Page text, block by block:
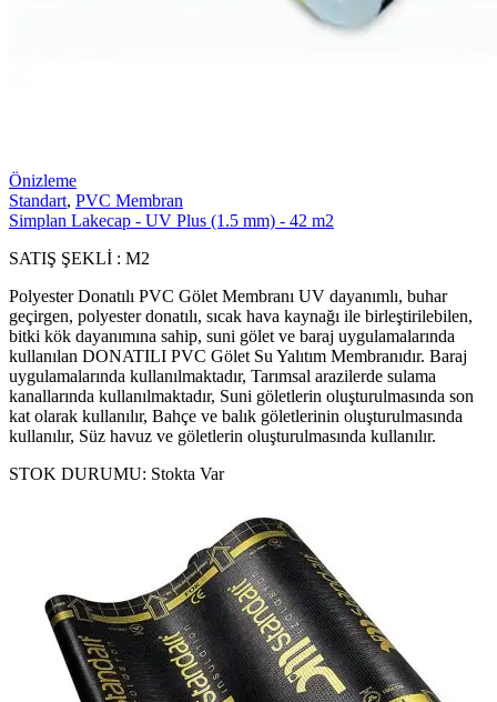
Önizleme
Standart, PVC Membran
Simplan Lakecap - UV Plus (1.5 mm) - 42 m2
SATIŞ ŞEKLİ : M2
Polyester Donatılı PVC Gölet Membranı UV dayanımlı, buhar
geçirgen, polyester donatılı, sıcak hava kaynağı ile birleştirilebilen,
bitki kök dayanımına sahip, suni gölet ve baraj uygulamalarında
kullanılan DONATILI PVC Gölet Su Yalıtım Membranıdır. Baraj
uygulamalarında kullanılmaktadır, Tarımsal arazilerde sulama
kanallarında kullanılmaktadır, Suni göletlerin oluşturulmasında son
kat olarak kullanılır, Bahçe ve balık göletlerinin oluşturulmasında
kullanılır, Süz havuz ve göletlerin oluşturulmasında kullanılır.
STOK DURUMU: Stokta Var